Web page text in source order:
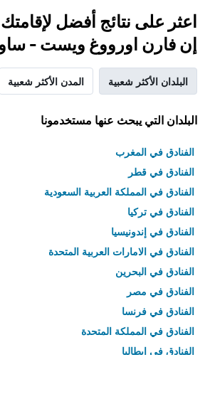
اعثر على نتائج أفضل
إن فارن اورووغ ويست -
البلدان الأكثر شعبية المدن الأكثر شعبية
البلدان التي يبحث عنها مستخدمونا
الفنادق في المغرب
الفنادق في قطر
الفنادق في المملكة العربية السعودية
الفنادق في تركيا
الفنادق في إندونيسيا
الفنادق في الامارات العربية المتحدة
الفنادق في البحرين
الفنادق في مصر
الفنادق في فرنسا
الفنادق في المملكة المتحدة
الفنادق في إيطاليا